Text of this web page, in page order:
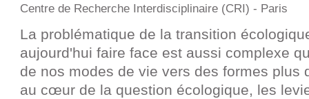
Centre de Recherche Interdisciplinaire (CRI) - Paris
La problématique de la transition
aujourd'hui faire face est aussi complexe
de nos modes de vie vers des formes plus
au cœur de la question écologique, les